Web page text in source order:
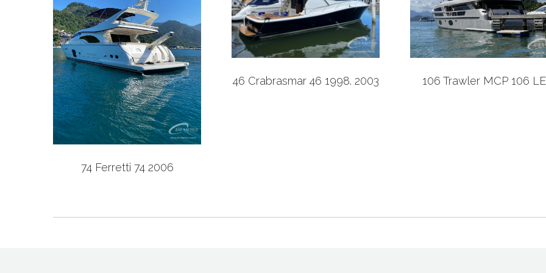
74 Ferretti 74 2006
46 Crabrasmar 46 1998. 2003 106 Trawler MCP 106 LE